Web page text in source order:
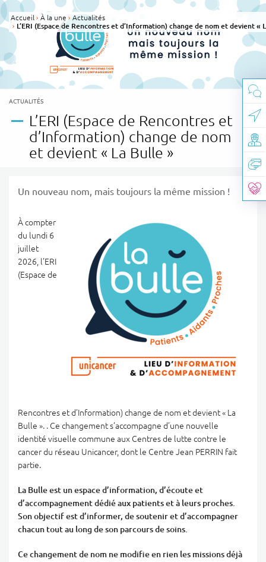
Accueil À la une
Actualités
L’ERI (Espace de Rencontres et d’Information) change de nom et devient «
L’ERI (Espace de Rencontres et
d’Information) change de nom
et devient « La Bulle »
CATÉGORIE(S) :
ACTUALITÉS
Un nouveau nom, mais toujours la même mission !
À compter
du lundi 6
juillet
2026, l’ERI
(Espace de
Rencontres et d’Information) change de nom et devient « La
Bulle ». . Ce changement s’accompagne d’une nouvelle
identité visuelle commune aux Centres de lutte contre le
cancer du réseau Unicancer, dont le Centre Jean PERRIN fait
partie.
La Bulle est un espace d’information, d’écoute et
d’accompagnement dédié aux patients et à leurs proches.
Son objectif est d’informer, de soutenir et d’accompagner
chacun tout au long de son parcours de soins.
Ce changement de nom ne modifie en rien les missions déjà
Panneau de gestion des cookies